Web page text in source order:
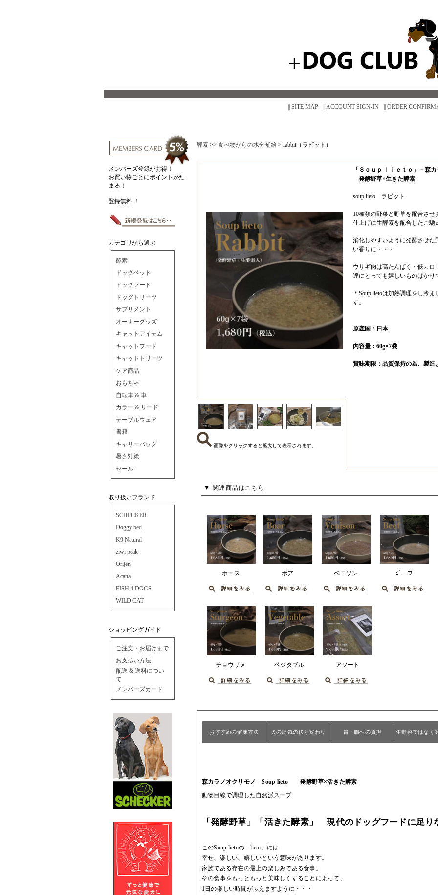
|| ORDER
|| ACCOUNT SIGN-IN
|| SITE MAP
メンバーズ登録がお得！
お買い物ごとにポイントがた
まる！
登録無料 ！
カテゴリから選ぶ
酵素
ドッグベッド
ドッグフード
ドッグトリーツ
サプリメント
オーナーグッズ
キャットアイテム
キャットフード
キャットトリーツ
ケア商品
おもちゃ
自転車 & 車
カラー & リード
テーブルウェア
書籍
キャリーバッグ
暑さ対策
セール
取り扱いブランド
SCHECKER
Doggy bed
K9 Natural
ziwi peak
Orijen
Acana
FISH 4 DOGS
WILD CAT
ショッピングガイド
ご注文・お届けまで
お支払い方法
配送 & 送料につい
て
メンバーズカード
酵素 >> 食べ物からの水分補給 > rabbit（ラビット）
「Ｓｏｕｐ ｌｉｅｔｏ」－森
発酵野草×生きた酵素
soup lieto ラビット
10種類の野菜と野草を配合さ
仕上げに生酵素を配合したご馳
消化しやすいように発酵させた
い香りに・・・
ウサギ肉は高たんぱく・低カ
達にとっても嬉しいものばかり
＊Soup lietoは加熱調理をし冷
す。
原産国：日本
内容量：60g×7袋
賞味期限：品質保持の為、製造
画像をクリックすると拡大して表示されます。
関連商品はこちら
ホース ボア ベニソン ﾋﾞーフ
チョウザメ ベジタブル アソート
おすすめの解凍方法 犬の病気の移り変わり 胃・腸への負担 生野菜ではなく
森カラノオクリモノ Soup lieto 発酵野草×活きた酵素
動物目線で調理した自然派スープ
「発酵野草」「活きた酵素」 現代のドッグフードに足り
このSoup lietoの「lieto」には
幸せ、楽しい、嬉しいという意味があります。
家族である存在の最上の楽しみである食事。
その食事をもっともっと美味しくすることによって、
1日の楽しい時間がふえますように・・・